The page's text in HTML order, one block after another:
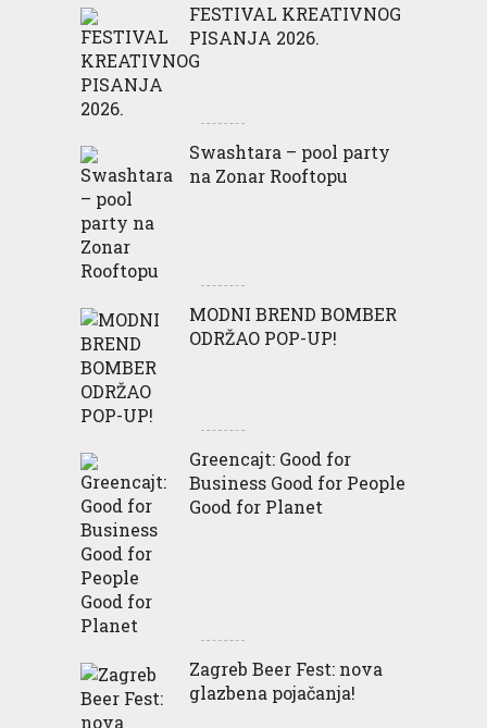
FESTIVAL KREATIVNOG
PISANJA 2026.
Swashtara – pool party
na Zonar Rooftopu
MODNI BREND BOMBER
ODRŽAO POP-UP!
Greencajt: Good for
Business Good for People
Good for Planet
Zagreb Beer Fest: nova
glazbena pojačanja!